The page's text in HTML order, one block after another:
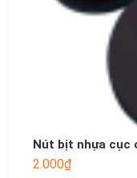
Nút bịt nhựa cục
2.000₫